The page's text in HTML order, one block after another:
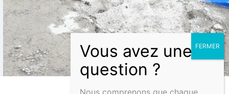
Nous comprenons que chaque